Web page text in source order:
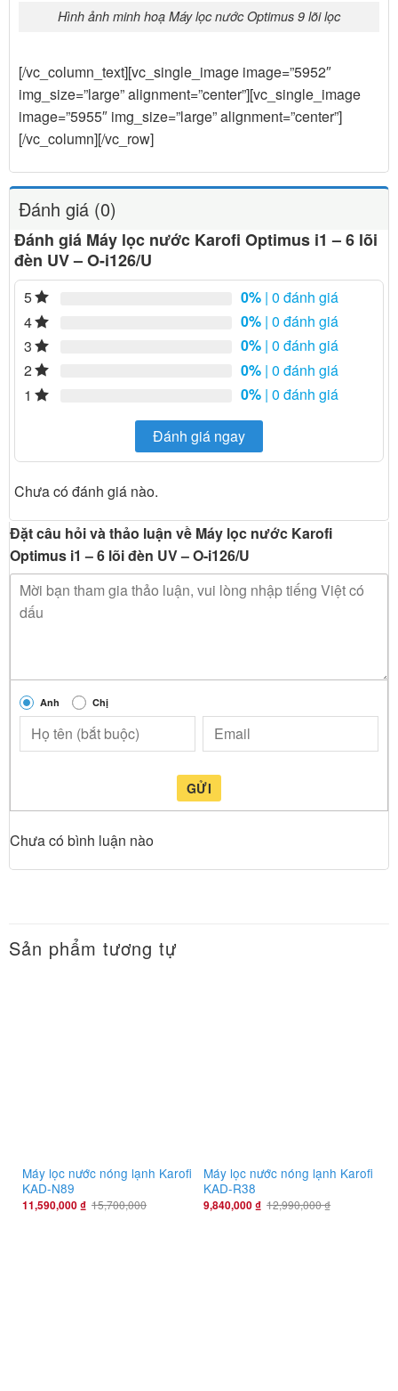
Hình ảnh minh hoạ Máy lọc nước Optimus 9 lõi lọc
[/vc_column_text][vc_single_image image=”5952″
img_size=”large” alignment=”center”][vc_single_image
image=”5955″ img_size=”large” alignment=”center”]
[/vc_column][/vc_row]
Đánh giá (0)
Đánh giá Máy lọc nước Karofi Optimus i1 – 6 lõi
đèn UV – O-i126/U
5 0% | 0 đánh giá
4
0% | 0 đánh giá
3
0% | 0 đánh giá
2
0% | 0 đánh giá
1
0% | 0 đánh giá
Đánh giá ngay
Chưa có đánh giá nào.
Đặt câu hỏi và thảo luận về Máy lọc nước Karofi
Optimus i1 – 6 lõi đèn UV – O-i126/U
Anh Chị
GỬI
Chưa có bình luận nào
Sản phẩm tương tự
Máy lọc nước nóng lạnh Karofi
KAD-N89
11,590,000₫ 15,700,000
Máy lọc nước nóng lạnh Karofi
KAD-R38
9,840,000₫ 12,990,000₫